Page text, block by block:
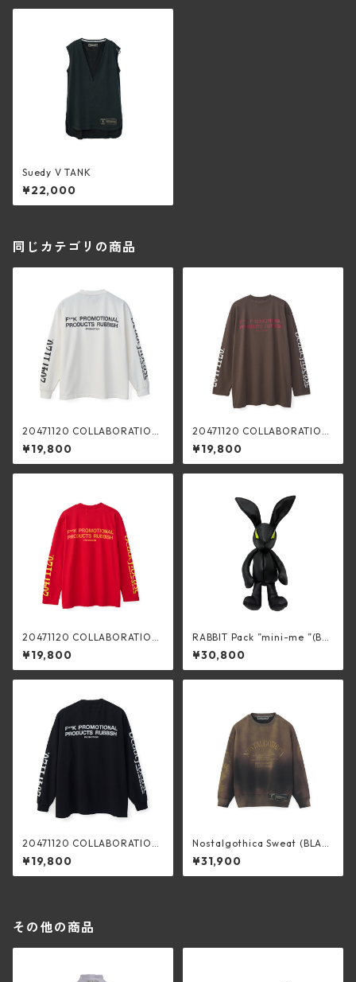
Suedy V TANK
¥22,000
同じカテゴリの商品
20471120 COLLABORATION
L/S TEE _1 (WHT×BLK）
¥19,800
20471120 COLLABORATION
L/S TEE _3 (CHARCOAL×WHI
TE)
¥19,800
20471120 COLLABORATION
L/S TEE _3 (RED×YELLOW)
¥19,800
RABBIT Pack ”mini-me ”(BLA
CK)
¥30,800
20471120 COLLABORATION
L/S TEE _1 (BLK×WHT）
¥19,800
Nostalgothica Sweat (BLAC
K)
¥31,900
その他の商品